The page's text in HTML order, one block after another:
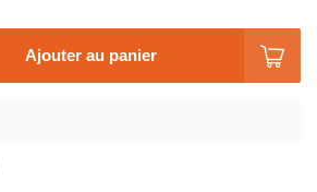
Ajouter au panier